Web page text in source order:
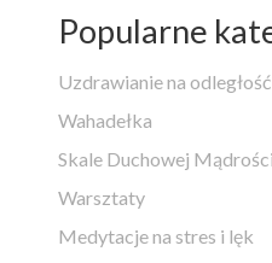
Popularne
Uzdrawianie na odległość
Wahadełka
Skale Duchowej Mądrości
Warsztaty
Medytacje na stres i lęk